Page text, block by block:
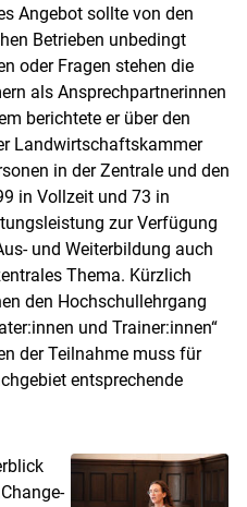
Angebot sollte von den
Betrieben unbedingt
oder Fragen stehen die
als Ansprechpartnerinnen
berichtete er über den
Landwirtschaftskammer
in der Zentrale und den
in Vollzeit und 73 in
zur Verfügung
und Weiterbildung auch
Thema. Kürzlich
den Hochschullehrgang
und Trainer:innen“
der Teilnahme muss für
entsprechende